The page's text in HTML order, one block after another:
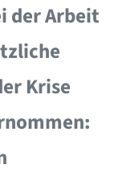
der Arbeit
Krise